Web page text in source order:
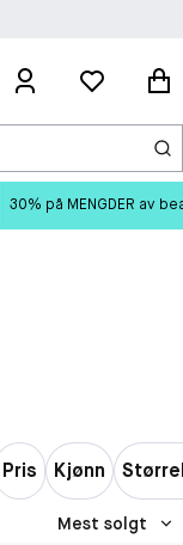
30% på MENGDER av
Pris Kjønn
Mest solgt